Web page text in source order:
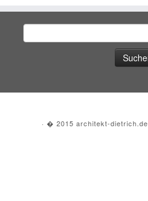
· � 2015 architekt-dietrich.de